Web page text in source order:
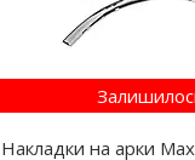
Накладки на арки